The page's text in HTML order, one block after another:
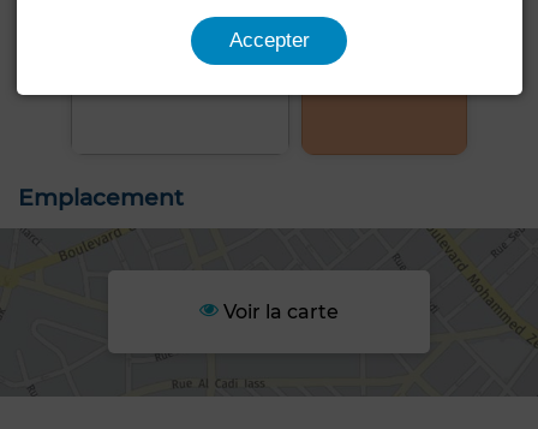
+8 PHOTOS
Emplacement
Voir la carte
Accepter